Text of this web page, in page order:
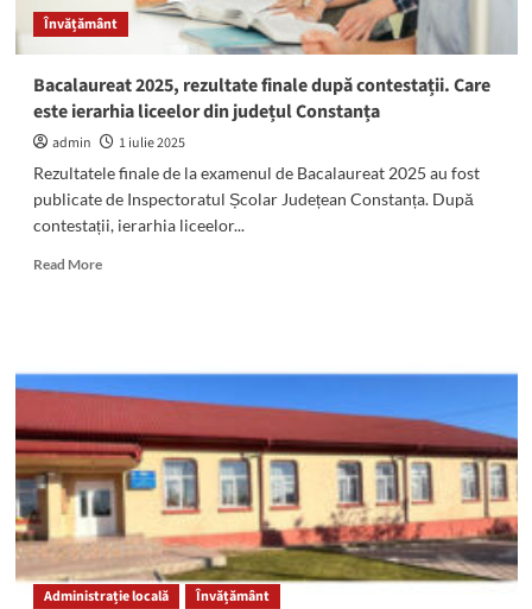
județ:
de
învățământ
din
la
examenul
de
națională
Învățământ
Bacalaureat 2025, rezultate finale după contestații. Care
este ierarhia liceelor din județul Constanța
admin
1 iulie 2025
Rezultatele finale de la examenul de Bacalaureat 2025 au fost
publicate de Inspectoratul Școlar Județean Constanța. După
contestații, ierarhia liceelor...
Read MoreRead
rezultate
finale
contestații.
Care
este
ierarhia
liceelor
județul
Constanța
Administrație locală Învățământ